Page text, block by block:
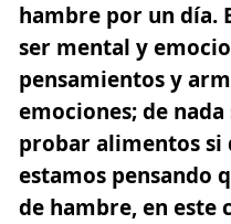
hambre por un día.
ser mental y
pensamientos y
emociones; de
probar alimentos
estamos pensando
de hambre, en este